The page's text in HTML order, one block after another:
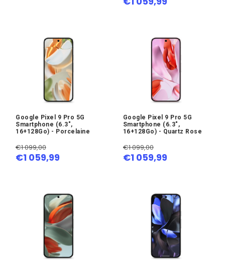
Google Pixel 9 Pro 5G
Smartphone (6.3",
16+128Go) - Porcelaine
€1 059,99
€1 099,00
Google Pixel 9 Pro 5G
Smartphone (6.3",
16+128Go) - Quartz Rose
€1 059,99
€1 099,00